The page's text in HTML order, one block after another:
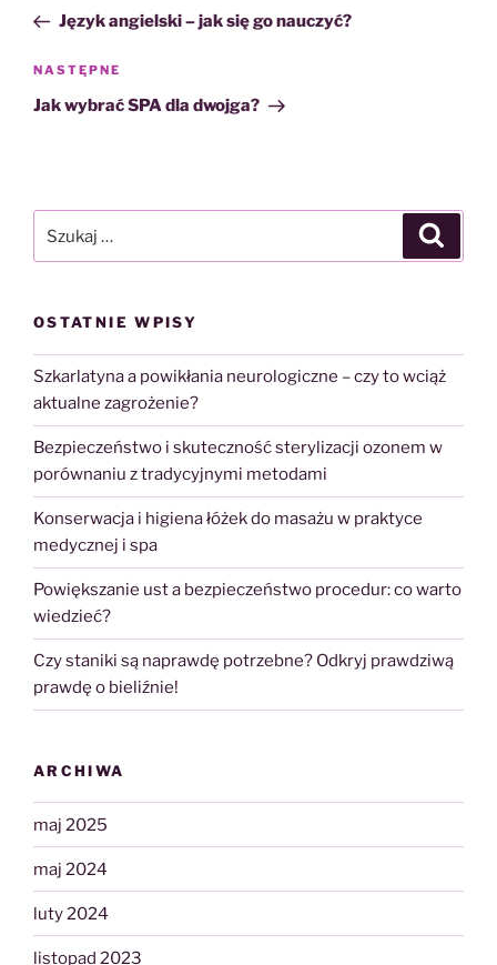
wpisJęzyk angielski – jak się go nauczyć?
Następny
wpis
NASTĘPNE
Jak wybrać SPA dla dwojga?
OSTATNIE WPISY
Szkarlatyna a powikłania neurologiczne – czy to wciąż
aktualne zagrożenie?
Bezpieczeństwo i skuteczność sterylizacji ozonem w
porównaniu z tradycyjnymi metodami
Konserwacja i higiena łóżek do masażu w praktyce
medycznej i spa
Powiększanie ust a bezpieczeństwo procedur: co warto
wiedzieć?
Czy staniki są naprawdę potrzebne? Odkryj prawdziwą
prawdę o bieliźnie!
ARCHIWA
maj 2025
maj 2024
luty 2024
listopad 2023